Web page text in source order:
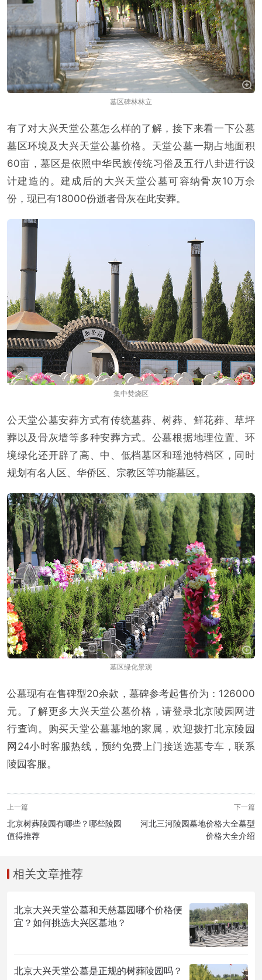
墓区碑林林立
有了对大兴天堂公墓怎么样的了解，接下来看一下公墓
墓区环境及大兴天堂公墓价格。天堂公墓一期占地面积
60亩，墓区是依照中华民族传统习俗及五行八卦进行设
计建造的。建成后的大兴天堂公墓可容纳骨灰10万余
份，现已有18000份逝者骨灰在此安葬。
集中焚烧区
公天堂公墓安葬方式有传统墓葬、树葬、鲜花葬、草坪
葬以及骨灰墙等多种安葬方式。公墓根据地理位置、环
境绿化还开辟了高、中、低档墓区和瑶池特档区，同时
规划有名人区、华侨区、宗教区等功能墓区。
墓区绿化景观
公墓现有在售碑型20余款，墓碑参考起售价为：126000
元。了解更多大兴天堂公墓价格，请登录北京陵园网进
行查询。购买天堂公墓墓地的家属，欢迎拨打北京陵园
网24小时客服热线，预约免费上门接送选墓专车，联系
陵园客服。
上一篇
北京树葬陵园有哪些？哪些陵园
值得推荐
下一篇
河北三河陵园墓地价格大全墓型
价格大全介绍
相关文章推荐
北京大兴天堂公墓和天慈墓园哪个价格便
宜？如何挑选大兴区墓地？
北京大兴天堂公墓是正规的树葬陵园吗？